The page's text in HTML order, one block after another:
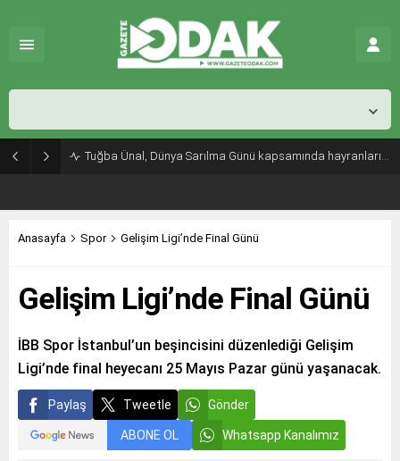
Tuğba Ünal, Dünya Sarılma Günü kapsamında hayranlarıyla buluştu
Anasayfa Spor Gelişim Ligi’nde Final Günü
Gelişim Ligi’nde Final Günü
İBB Spor İstanbul’un beşincisini düzenlediği Gelişim
Ligi’nde final heyecanı 25 Mayıs Pazar günü yaşanacak.
Paylaş Tweetle Gönder
ABONE OL Whatsapp Kanalımız